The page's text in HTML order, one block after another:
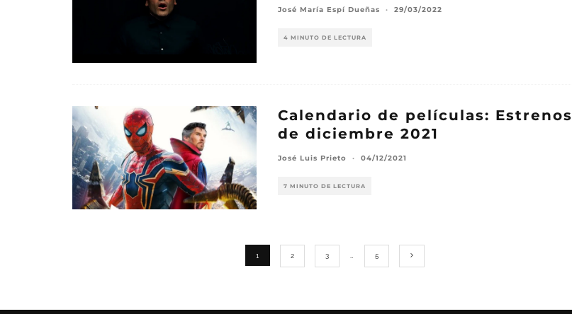
José María Espí Dueñas · 29/03/2022
4 MINUTO DE LECTURA
Calendario de películas: Estrenos
de diciembre 2021
José Luis Prieto · 04/12/2021
7 MINUTO DE LECTURA
1 2 3 5